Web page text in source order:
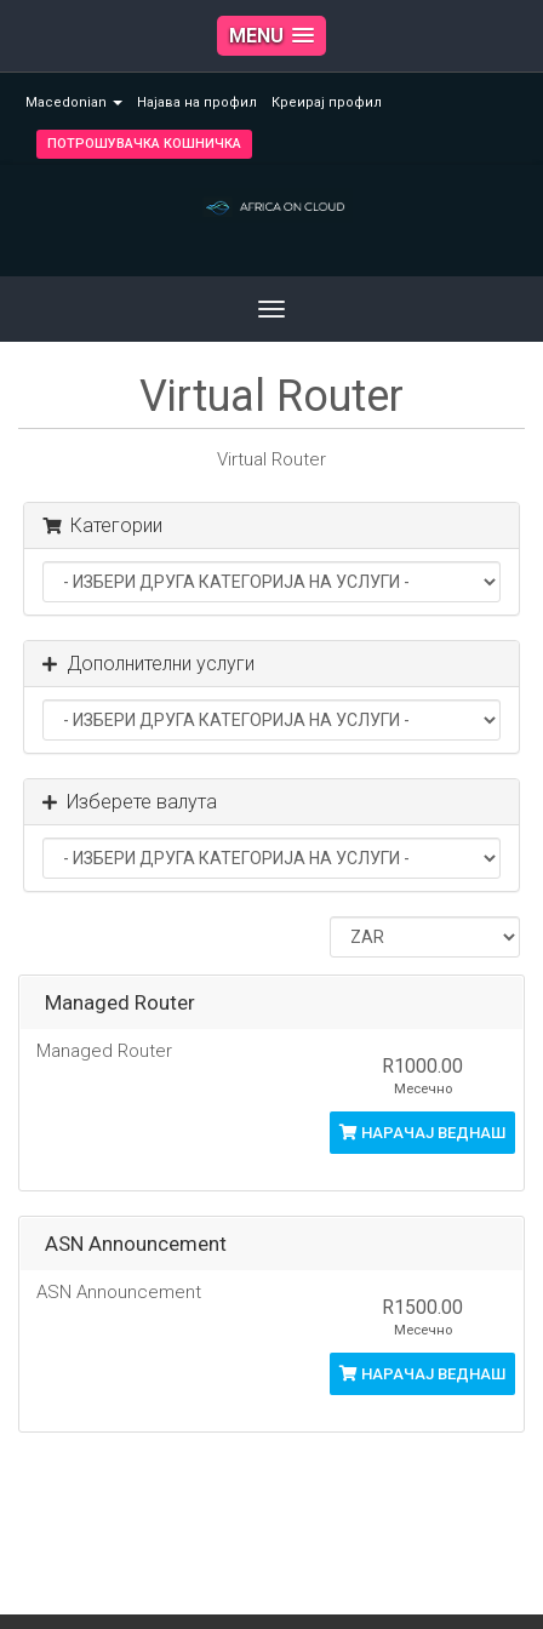
MENU
Macedonian Најава на профил Креирај профил
ПОТРОШУВАЧКА КОШНИЧКА
Toggle
navigation
Virtual Router
Virtual Router
Категории
Дополнителни услуги
Изберете валута
Managed Router
Managed Router
R1000.00
Месечно
НАРАЧАЈ ВЕДНАШ
ASN Announcement
ASN Announcement
R1500.00
Месечно
НАРАЧАЈ ВЕДНАШ